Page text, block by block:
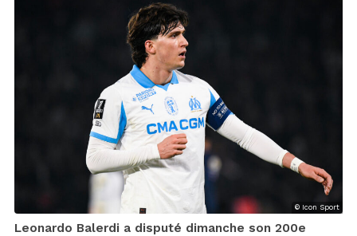
© Icon Sport
Leonardo Balerdi a disputé dimanche son 200e